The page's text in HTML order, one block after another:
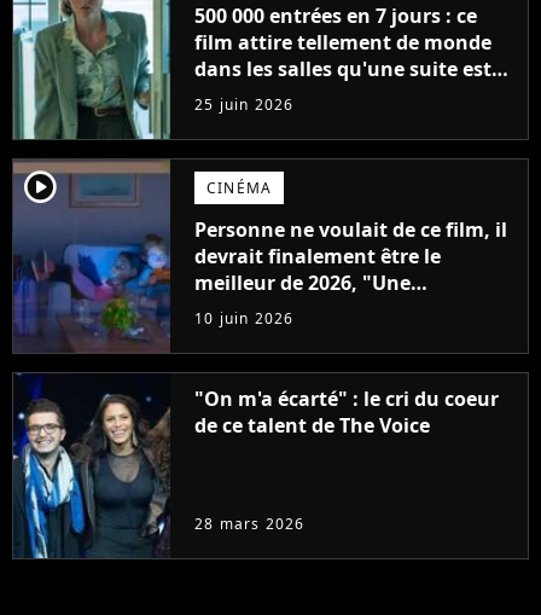
500 000 entrées en 7 jours : ce
film attire tellement de monde
dans les salles qu'une suite est
déjà programmée, "on en a
clairement pas fini"
25 juin 2026
player2 CINÉMA
Personne ne voulait de ce film, il
devrait finalement être le
meilleur de 2026, "Une
expérience qui marquera toute
une génération"
10 juin 2026
"On m'a écarté" : le cri du coeur
de ce talent de The Voice
28 mars 2026